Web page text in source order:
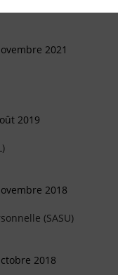
(SASU)
2021
2019
2018
(SASU)
2018